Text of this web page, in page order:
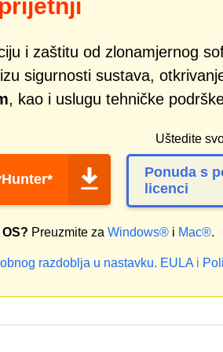
i zaštitu od zlonamjernog
sigurnosti sustava,
, kao i uslugu tehničke
Uštedite
Ponuda s
licenci
Preuzmite za Windows® i Mac®.
razdoblja u nastavku. EULAi